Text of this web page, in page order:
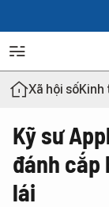
Xã hội sốKinh
Kỹ sư
đánh cắp
lái